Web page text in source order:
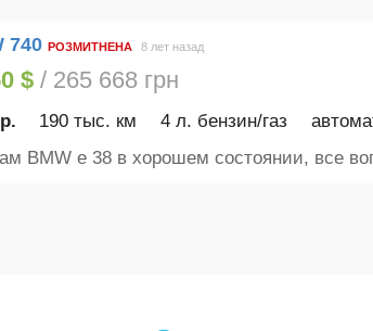
740 РОЗМИТНЕНА 8 лет назад
$/ 265 668 грн
190 тыс. км 4 л. бензин/газ
BMW е 38 в хорошем состоянии, все